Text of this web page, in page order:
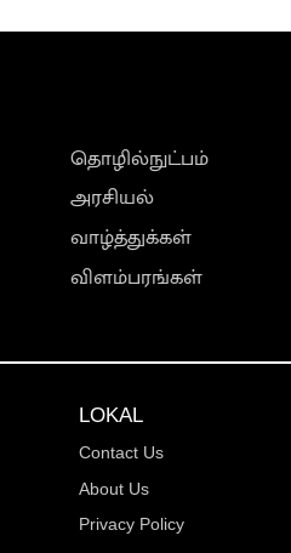
தொழில்நுட்பம்
அரசியல்
வாழ்த்துக்கள்
விளம்பரங்கள்
LOKAL
Contact Us
About Us
Privacy Policy